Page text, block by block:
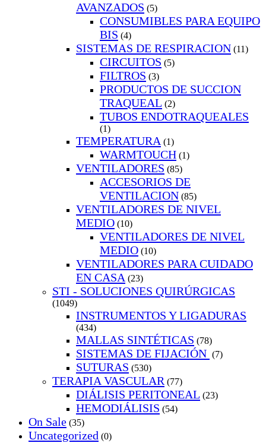
AVANZADOS (5)
CONSUMIBLES PARA EQUIPO
BIS (4)
SISTEMAS DE RESPIRACION (11)
CIRCUITOS (5)
FILTROS (3)
PRODUCTOS DE SUCCION
TRAQUEAL (2)
TUBOS ENDOTRAQUEALES
(1)
TEMPERATURA (1)
WARMTOUCH (1)
VENTILADORES (85)
ACCESORIOS DE
VENTILACION (85)
VENTILADORES DE NIVEL
MEDIO (10)
VENTILADORES DE NIVEL
MEDIO (10)
VENTILADORES PARA CUIDADO
EN CASA (23)
STI - SOLUCIONES QUIRÚRGICAS
(1049)
INSTRUMENTOS Y LIGADURAS
(434)
MALLAS SINTÉTICAS (78)
SISTEMAS DE FIJACIÓN (7)
SUTURAS (530)
TERAPIA VASCULAR (77)
DIÁLISIS PERITONEAL (23)
HEMODIÁLISIS (54)
On Sale (35)
Uncategorized (0)